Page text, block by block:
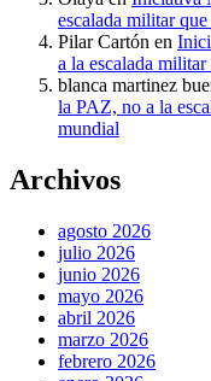
escalada militar
Pilar Cartón en
a la escalada
blanca martinez
la PAZ, no a la
mundial
Archivos
agosto 2026
julio 2026
junio 2026
mayo 2026
abril 2026
marzo 2026
febrero 2026